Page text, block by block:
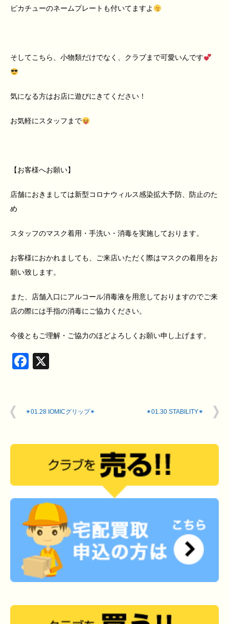
ピカチューのネームプレートも付いてますよ
そしてこちら、小物類だけでなく、クラブまで可愛いんです
気になる方はお店に遊びにきてください！
お気軽にスタッフまで
【お客様へお願い】
店舗におきましては新型コロナウィルス感染拡大予防、防止のた
め
スタッフのマスク着用・手洗い・消毒を実施しております。
お客様におかれましても、ご来店いただく際はマスクの着用をお
願い致します。
また、店舗入口にアルコール消毒液を用意しておりますのでご来
店の際には手指の消毒にご協力ください。
今後ともご理解・ご協力のほどよろしくお願い申し上げます。
Facebook
✴︎01.28 IOMICグリップ✴︎ ✴︎01.30 STABILITY✴︎